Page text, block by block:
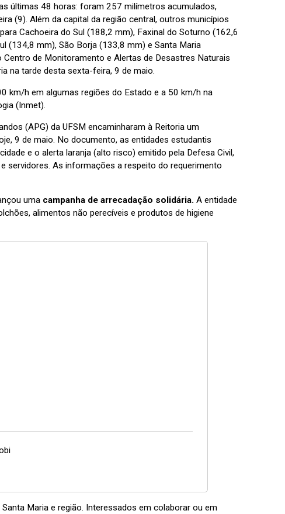
últimas 48 horas: foram 257 milímetros acumulados,
(9). Além da capital da região central, outros municípios
Cachoeira do Sul (188,2 mm), Faxinal do Soturno (162,6
(134,8 mm), São Borja (133,8 mm) e Santa Maria
de Monitoramento e Alertas de Desastres Naturais
na tarde desta sexta-feira, 9 de maio.
km/h em algumas regiões do Estado e a 50 km/h na
(Inmet).
(APG) da UFSM encaminharam à Reitoria um
9 de maio. No documento, as entidades estudantis
e o alerta laranja (alto risco) emitido pela Defesa Civil,
servidores. As informações a respeito do requerimento
uma campanha de arrecadação solidária. A entidade
alimentos não perecíveis e produtos de higiene
Maria e região. Interessados em colaborar ou em